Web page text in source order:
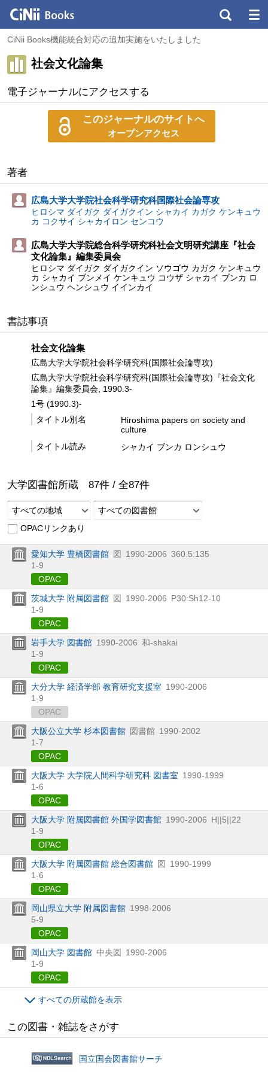
CiNii Books機能統合対応の追加実施をいたしました
社会文化論集
電子ジャーナルにアクセスする
このジャーナルのサイトへ
オープンアクセス
著者
広島大学大学院社会科学研究科国際社会論専攻
ヒロシマ ダイガク ダイガクイン シャカイ カガク ケンキュウ
カ コクサイ シャカイロン センコウ
広島大学大学院総合科学研究科社会文明研究講座『社会
文化論集』編集委員会
ヒロシマ ダイガク ダイガクイン ソウゴウ カガク ケンキュウ
カ シャカイ ブンメイ ケンキュウ コウザ シャカイ ブンカ ロ
ンシュウ ヘンシュウ イインカイ
書誌事項
社会文化論集
広島大学大学院社会科学研究科(国際社会論専攻)
広島大学大学院社会科学研究科(国際社会論専攻)『社会文化
論集』編集委員会, 1990.3-
1号 (1990.3)-
タイトル別名
Hiroshima papers on society and
culture
タイトル読み
シャカイ ブンカ ロンシュウ
大学図書館所蔵 87件 / 全87件
すべての地域
すべての図書館
OPACリンクあり
愛知大学 豊橋図書館 図 1990-2006 360.5:135
1-9
OPAC
茨城大学 附属図書館 図 1990-2006 P30:Sh12-10
1-9
OPAC
岩手大学 図書館 1990-2006 和-shakai
1-9
OPAC
大分大学 経済学部 教育研究支援室 1990-2006
1-9
OPAC
大阪公立大学 杉本図書館 図書館 1990-2002
1-7
OPAC
大阪大学 大学院人間科学研究科 図書室 1990-1999
1-6
OPAC
大阪大学 附属図書館 外国学図書館 1990-2006 H||5||22
1-9
OPAC
大阪大学 附属図書館 総合図書館 図 1990-1999
1-6
OPAC
岡山県立大学 附属図書館 1998-2006
5-9
OPAC
岡山大学 図書館 中央図 1990-2006
1-9
OPAC
すべての所蔵館を表示
この図書・雑誌をさがす
国立国会図書館サーチ